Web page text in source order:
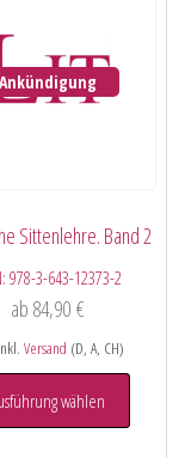
Ankündigung
Sittenlehre. Band 2
978-3-643-12373-2
ab 84,90 €
Versand (D, A, CH)
wählen